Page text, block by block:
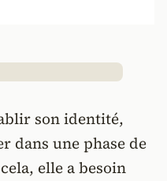
son identité,
dans une phase de
elle a besoin